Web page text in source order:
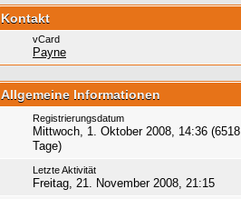
Kontakt
vCard
Payne
Allgemeine Informationen
Registrierungsdatum
Mittwoch, 1. Oktober 2008, 14:36 (6518
Tage)
Letzte Aktivität
Freitag, 21. November 2008, 21:15